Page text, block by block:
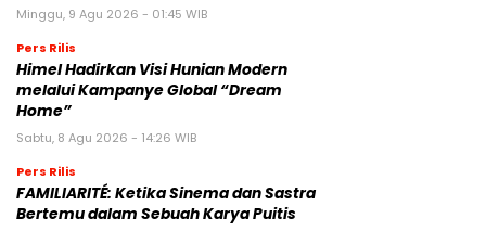
Minggu, 9 Agu 2026 - 01:45 WIB
Pers Rilis
Himel Hadirkan Visi Hunian Modern
melalui Kampanye Global “Dream
Home”
Sabtu, 8 Agu 2026 - 14:26 WIB
Pers Rilis
FAMILIARITÉ: Ketika Sinema dan Sastra
Bertemu dalam Sebuah Karya Puitis